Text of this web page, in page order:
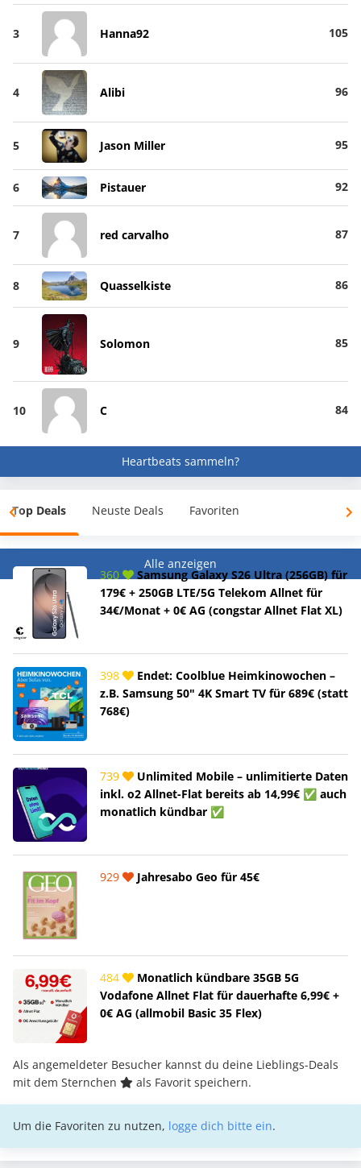
3 Hanna92 105
4 Alibi 96
5 Jason Miller 95
6 Pistauer 92
7 red carvalho 87
8 Quasselkiste 86
9 Solomon 85
10 C 84
Heartbeats sammeln?
Top Deals Neuste Deals Favoriten
Alle anzeigen
360
Samsung Galaxy S26 Ultra (256GB) für
179€ + 250GB LTE/5G Telekom Allnet für
34€/Monat + 0€ AG (congstar Allnet Flat XL)
398
Endet: Coolblue Heimkinowochen –
z.B. Samsung 50" 4K Smart TV für 689€ (statt
768€)
739
Unlimited Mobile – unlimitierte Daten
inkl. o2 Allnet-Flat bereits ab 14,99€ ✅ auch
monatlich kündbar ✅
929 Jahresabo Geo für 45€
484
Monatlich kündbare 35GB 5G
Vodafone Allnet Flat für dauerhafte 6,99€ +
0€ AG (allmobil Basic 35 Flex)
Als angemeldeter Besucher kannst du deine Lieblings-Deals
mit dem Sternchen
als Favorit speichern.
Um die Favoriten zu nutzen, logge dich bitte ein.